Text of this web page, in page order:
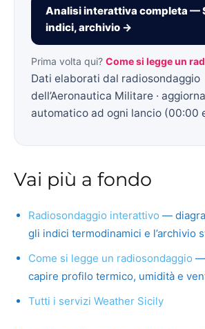
Analisi interattiva completa —
indici, archivio →
Prima volta qui? Come si legge un
Dati elaborati dal radiosondaggio
dell’Aeronautica Militare ·
automatico ad ogni lancio (00:00
Vai più a fondo
Radiosondaggio interattivo —
gli indici termodinamici e l’archivio
Come si legge un radiosondaggio —
capire profilo termico, umidità e
Tutti i servizi Weather Sicily